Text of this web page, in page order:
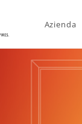
Azienda